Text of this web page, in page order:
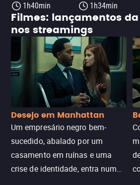
1h40min
1h34min
Filmes: lançamentos
nos streamings
Desejo em Manhattan
Um empresário negro bem-
sucedido, abalado por um
casamento em ruínas e uma
crise de identidade, entra num